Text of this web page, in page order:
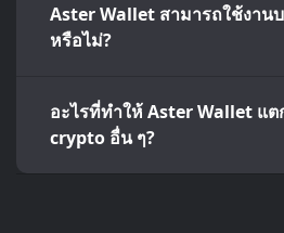
Aster Wallet สามารถใช้งา
หรือไม่?
อะไรที่ทำให้ Aster Wallet แต
crypto อื่น ๆ?